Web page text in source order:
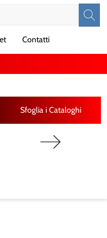
Contatti
Sfoglia i Cataloghi